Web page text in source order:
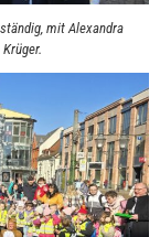
mit Alexandra